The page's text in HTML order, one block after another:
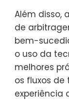
Além disso,
de
bem-
o uso da
melhores
os fluxos
experiência